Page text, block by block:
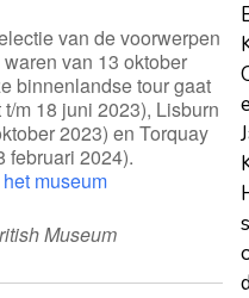
van de voorwerpen
van 13 oktober
binnenlandse tour gaat
m 18 juni 2023), Lisburn
2023) en Torquay
februari 2024).
museum
Museum